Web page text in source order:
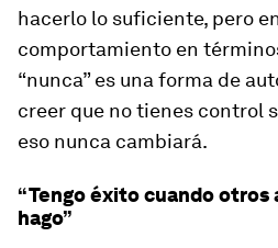
hacerlo lo suficiente, pero
comportamiento en
“nunca” es una forma de
creer que no tienes control
eso nunca cambiará.
“Tengo éxito cuando otros
hago”